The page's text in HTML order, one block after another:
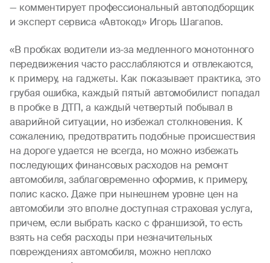
— комментирует профессиональный автоподборщик
и эксперт сервиса «Автокод» Игорь Шагапов.
«В пробках водители из-за медленного монотонного
передвижения часто расслабляются и отвлекаются,
к примеру, на гаджеты. Как показывает практика, это
грубая ошибка, каждый пятый автомобилист попадал
в пробке в ДТП, а каждый четвертый побывал в
аварийной ситуации, но избежал столкновения. К
сожалению, предотвратить подобные происшествия
на дороге удается не всегда, но можно избежать
последующих финансовых расходов на ремонт
автомобиля, заблаговременно оформив, к примеру,
полис каско. Даже при нынешнем уровне цен на
автомобили это вполне доступная страховая услуга,
причем, если выбрать каско с франшизой, то есть
взять на себя расходы при незначительных
повреждениях автомобиля, можно неплохо